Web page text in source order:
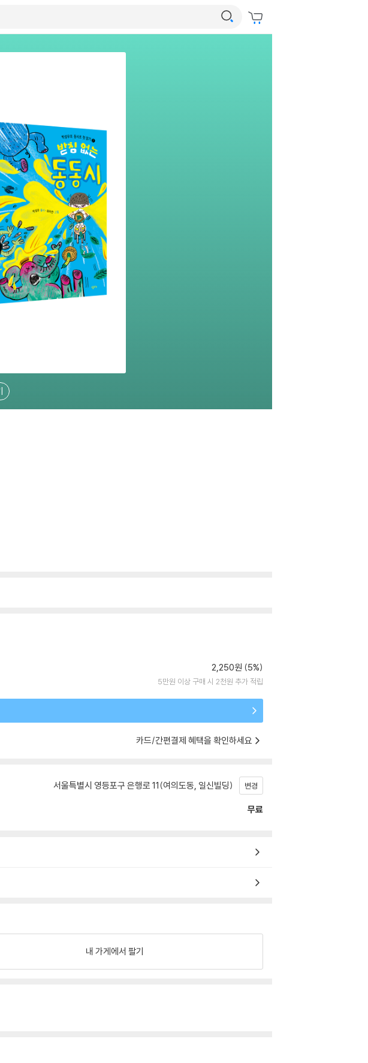
2,250원 (5%)
5만원 이상 구매 시 2천원 추가 적립
카드/간편결제 혜택을 확인하세요
서울특별시 영등포구 은행로 11(여의도동, 일신빌딩) 변경
무료
내 가게에서 팔기